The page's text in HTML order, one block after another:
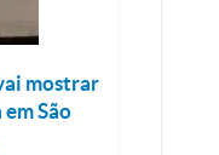
mostrar
São